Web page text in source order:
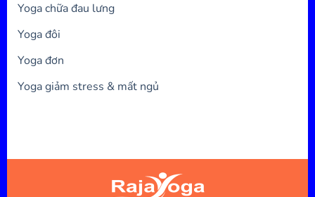
Yoga chữa đau lưng
Yoga đôi
Yoga đơn
Yoga giảm stress & mất ngủ